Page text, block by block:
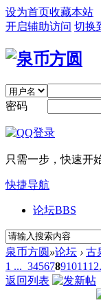
设为首页收藏本站
开启辅助访问 切换
密码
只需一步，快速开
快捷导航
论坛BBS
泉币方圆 »论坛 › 古
1 ... 34567891011 12
返回列表